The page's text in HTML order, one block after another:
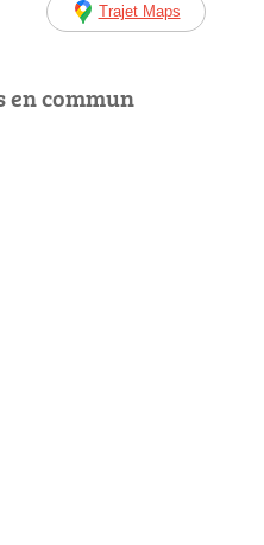
Trajet Maps
commun